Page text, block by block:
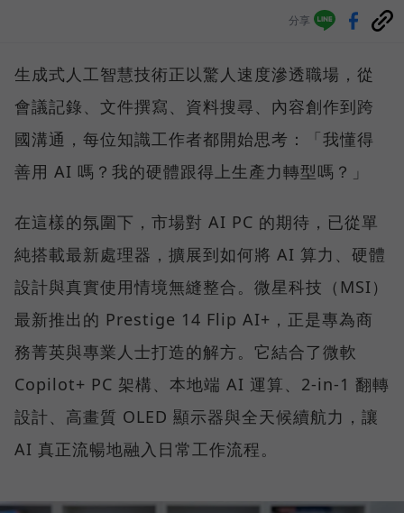
分享
生成式人工智慧技術正以驚人速度滲透職場，從
會議記錄、文件撰寫、資料搜尋、內容創作到跨
國溝通，每位知識工作者都開始思考：「我懂得
善用 AI 嗎？我的硬體跟得上生產力轉型嗎？」
在這樣的氛圍下，市場對 AI PC 的期待，已從單
純搭載最新處理器，擴展到如何將 AI 算力、硬體
設計與真實使用情境無縫整合。微星科技（MSI）
最新推出的 Prestige 14 Flip AI+，正是專為商
務菁英與專業人士打造的解方。它結合了微軟
Copilot+ PC 架構、本地端 AI 運算、2-in-1 翻轉
設計、高畫質 OLED 顯示器與全天候續航力，讓
AI 真正流暢地融入日常工作流程。